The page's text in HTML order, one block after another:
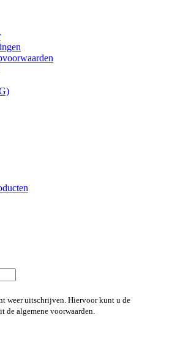
weer uitschrijven. Hiervoor kunt u de
de algemene voorwaarden.